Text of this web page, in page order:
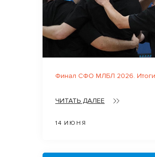
Финал СФО МЛБЛ 2026. Итоги
ЧИТАТЬ ДАЛЕЕ
14 ИЮНЯ